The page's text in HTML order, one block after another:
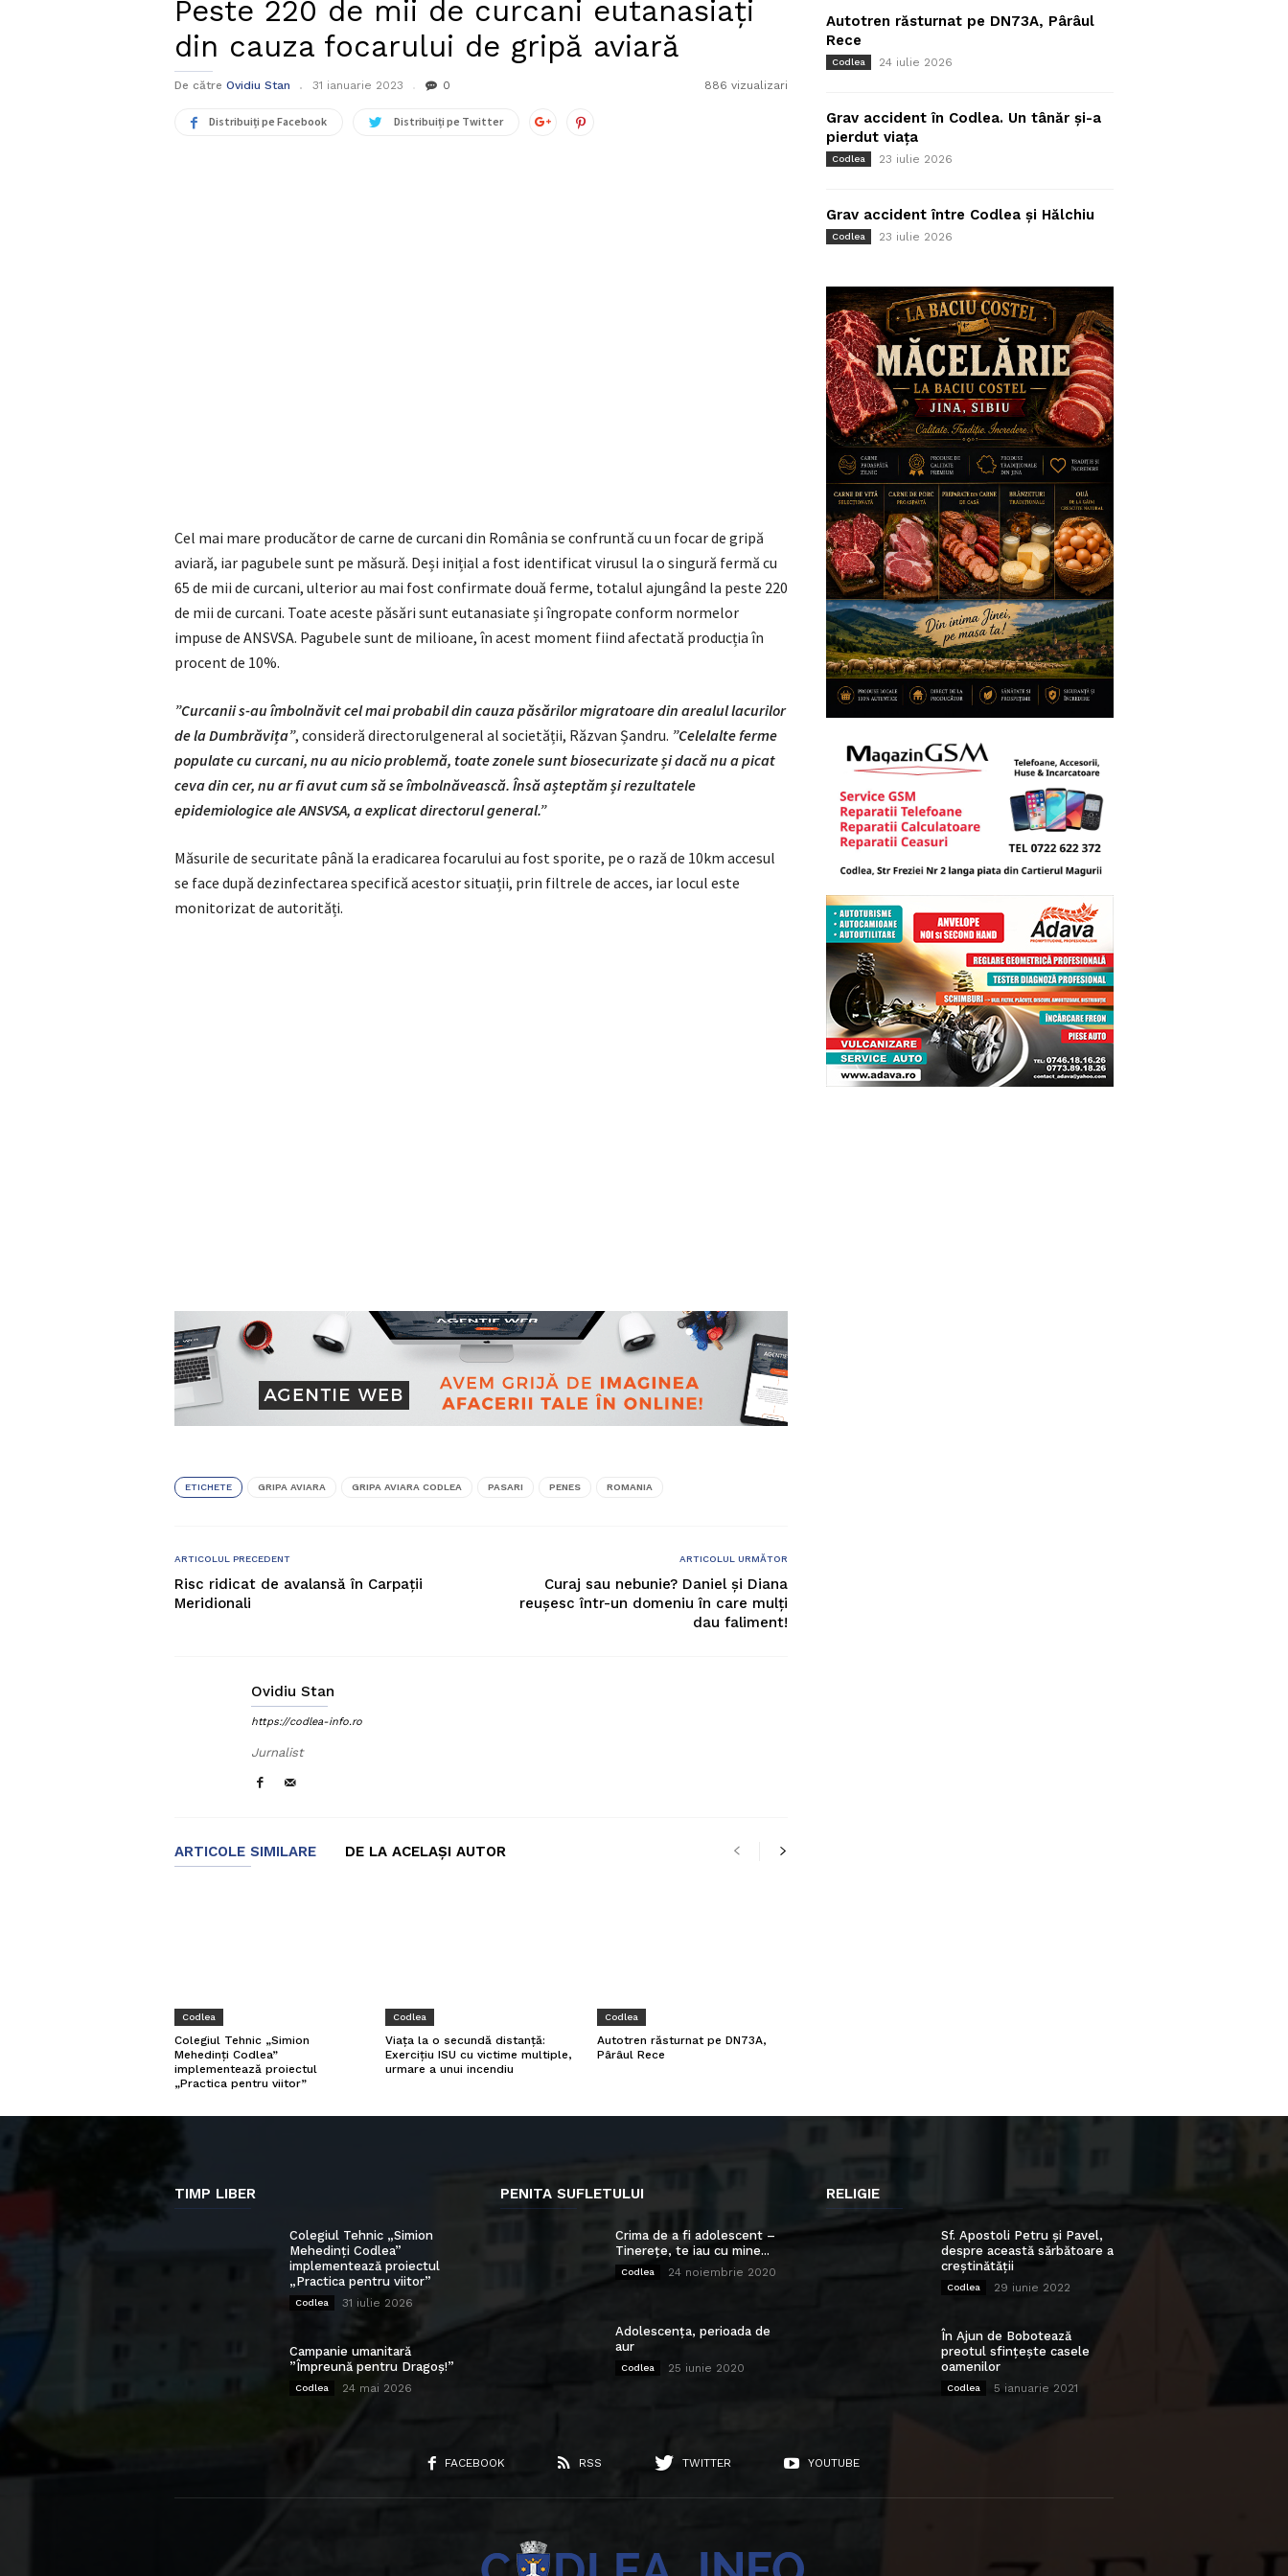
Peste 220 de mii de curcani eutanasiați
din cauza focarului de gripă aviară
De către Ovidiu Stan 31 ianuarie 2023 0 886 vizualizari
Distribuiți pe Facebook Distribuiți pe Twitter
Cel mai mare producător de carne de curcani din România se confruntă cu un focar de gripă
aviară, iar pagubele sunt pe măsură. Deși inițial a fost identificat virusul la o singură fermă cu
65 de mii de curcani, ulterior au mai fost confirmate două ferme, totalul ajungând la peste 220
de mii de curcani. Toate aceste păsări sunt eutanasiate și îngropate conform normelor
impuse de ANSVSA. Pagubele sunt de milioane, în acest moment fiind afectată producția în
procent de 10%.
”Curcanii s-au îmbolnăvit cel mai probabil din cauza păsărilor migratoare din arealul lacurilor
de la Dumbrăvița”, consideră directorulgeneral al societății, Răzvan Șandru. ”Celelalte ferme
populate cu curcani, nu au nicio problemă, toate zonele sunt biosecurizate și dacă nu a picat
ceva din cer, nu ar fi avut cum să se îmbolnăvească. Însă așteptăm și rezultatele
epidemiologice ale ANSVSA, a explicat directorul general.”
Măsurile de securitate până la eradicarea focarului au fost sporite, pe o rază de 10km accesul
se face după dezinfectarea specifică acestor situații, prin filtrele de acces, iar locul este
monitorizat de autorități.
ETICHETE GRIPA AVIARA GRIPA AVIARA CODLEA PASARI PENES ROMANIA
ARTICOLUL PRECEDENT
Risc ridicat de avalansă în Carpații
Meridionali
ARTICOLUL URMĂTOR
Curaj sau nebunie? Daniel și Diana
reușesc într-un domeniu în care mulți
dau faliment!
Ovidiu Stan
https://codlea-info.ro
Jurnalist
ARTICOLE SIMILARE DE LA ACELAȘI AUTOR
Codlea
Colegiul Tehnic „Simion
Mehedinți Codlea”
implementează proiectul
„Practica pentru viitor”
Codlea
Viața la o secundă distanță:
Exercițiu ISU cu victime multiple,
urmare a unui incendiu
Codlea
Autotren răsturnat pe DN73A,
Pârâul Rece
Autotren răsturnat pe DN73A, Pârâul
Rece
Codlea 24 iulie 2026
Grav accident în Codlea. Un tânăr și-a
pierdut viața
Codlea 23 iulie 2026
Grav accident între Codlea și Hălchiu
Codlea 23 iulie 2026
TIMP LIBER
Colegiul Tehnic „Simion
Mehedinți Codlea”
implementează proiectul
„Practica pentru viitor”
Codlea 31 iulie 2026
Campanie umanitară
”Împreună pentru Dragoș!”
Codlea 24 mai 2026
PENITA SUFLETULUI
Crima de a fi adolescent –
Tinerețe, te iau cu mine...
Codlea 24 noiembrie 2020
Adolescența, perioada de
aur
Codlea 25 iunie 2020
RELIGIE
Sf. Apostoli Petru și Pavel,
despre această sărbătoare a
creștinătății
Codlea 29 iunie 2022
În Ajun de Bobotează
preotul sfințește casele
oamenilor
Codlea 5 ianuarie 2021
FACEBOOK RSS TWITTER YOUTUBE